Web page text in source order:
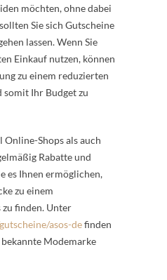
möchten, ohne dabei
Sie sich Gutscheine
lassen. Wenn Sie
Einkauf nutzen, können
zu einem reduzierten
somit Ihr Budget zu
Shops als auch
Rabatte und
es Ihnen ermöglichen,
zu einem
finden. Unter
asos-definden
Modemarke